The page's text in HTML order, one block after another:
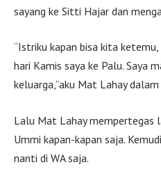
sayang ke Sitti Hajar dan
“Istriku kapan bisa kita
hari Kamis saya ke Palu. Saya
keluarga,”aku Mat Lahay
Lalu Mat Lahay mempertegas
Ummi kapan-kapan saja.
nanti di WA saja.